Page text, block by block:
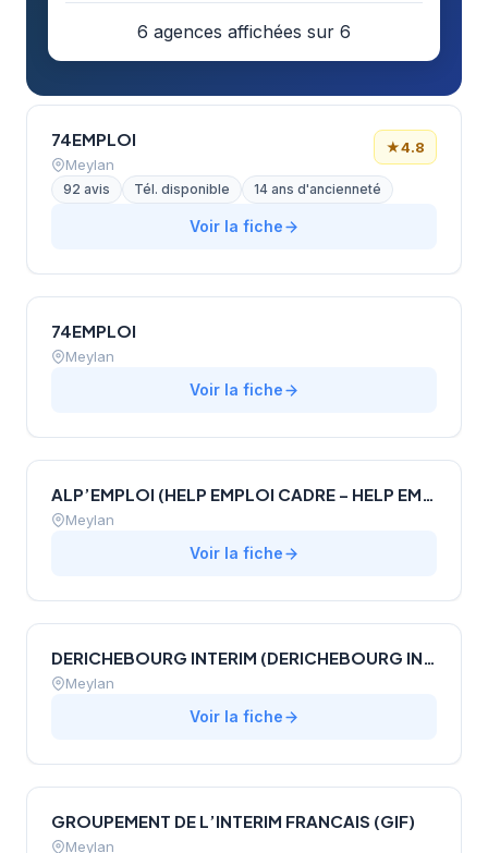
6 agences affichées sur 6
74EMPLOI
Meylan
★4.8
92 avis Tél. disponible 14 ans d'ancienneté
Voir la fiche
74EMPLOI
Meylan
Voir la fiche
ALP’EMPLOI (HELP EMPLOI CADRE – HELP EMPLOI)
Meylan
Voir la fiche
DERICHEBOURG INTERIM (DERICHEBOURG INTERIM ET RECRUTEMENT)
Meylan
Voir la fiche
GROUPEMENT DE L’INTERIM FRANCAIS (GIF)
Meylan